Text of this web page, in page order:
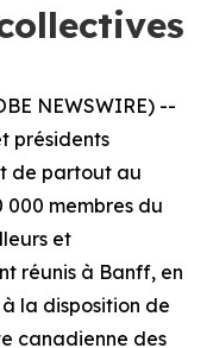
NEWSWIRE) --
présidents
de partout au
membres du
et
réunis à Banff, en
la disposition de
canadienne des